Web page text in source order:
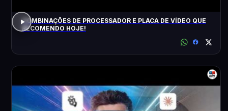
COMBINAÇÕES DE PROCESSADOR E PLACA DE VÍDEO QUE
RECOMENDO HOJE!